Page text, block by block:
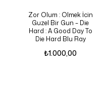
Zor Olum : Olmek İcin
Guzel Bir Gun – Die
Hard : A Good Day To
Die Hard Blu Ray
₺1.000,00